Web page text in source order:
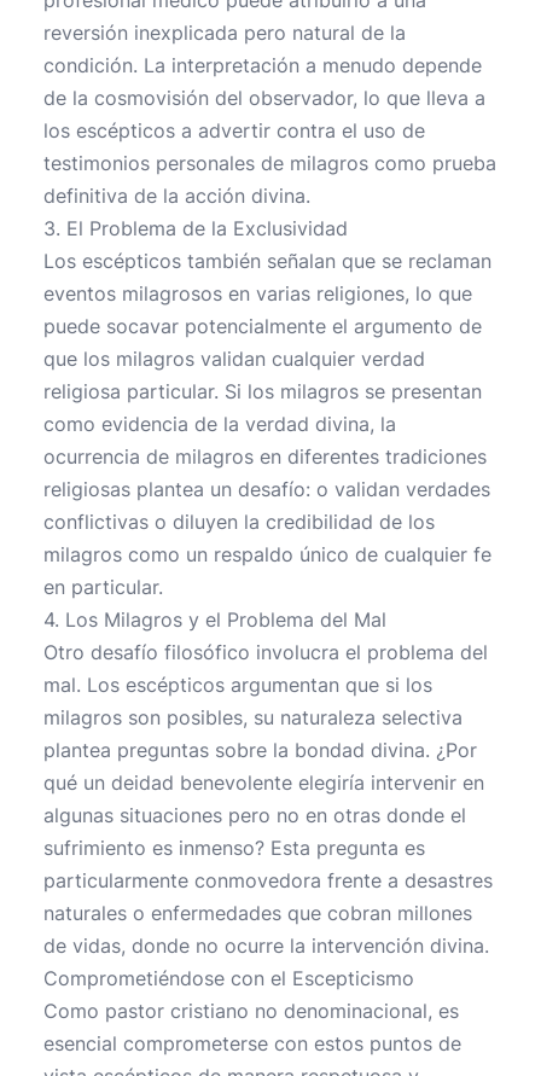
reversión inexplicada pero natural de la
condición. La interpretación a menudo depende
de la cosmovisión del observador, lo que lleva a
los escépticos a advertir contra el uso de
testimonios personales de milagros como prueba
definitiva de la acción divina.
3. El Problema de la Exclusividad
Los escépticos también señalan que se reclaman
eventos milagrosos en varias religiones, lo que
puede socavar potencialmente el argumento de
que los milagros validan cualquier verdad
religiosa particular. Si los milagros se presentan
como evidencia de la verdad divina, la
ocurrencia de milagros en diferentes tradiciones
religiosas plantea un desafío: o validan verdades
conflictivas o diluyen la credibilidad de los
milagros como un respaldo único de cualquier fe
en particular.
4. Los Milagros y el Problema del Mal
Otro desafío filosófico involucra el problema del
mal. Los escépticos argumentan que si los
milagros son posibles, su naturaleza selectiva
plantea preguntas sobre la bondad divina. ¿Por
qué un deidad benevolente elegiría intervenir en
algunas situaciones pero no en otras donde el
sufrimiento es inmenso? Esta pregunta es
particularmente conmovedora frente a desastres
naturales o enfermedades que cobran millones
de vidas, donde no ocurre la intervención divina.
Comprometiéndose con el Escepticismo
Como pastor cristiano no denominacional, es
esencial comprometerse con estos puntos de